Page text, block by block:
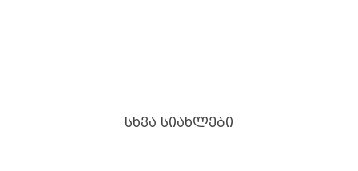
ᲡᲮᲕᲐ ᲡᲘᲐᲮᲚᲔᲑᲘ